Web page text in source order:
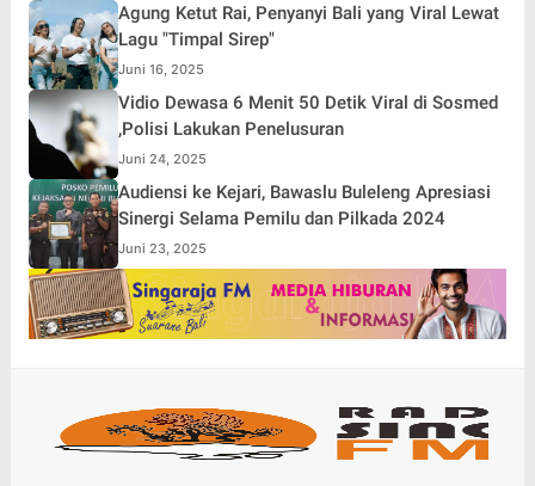
Agung Ketut Rai, Penyanyi Bali yang Viral Lewat
Lagu "Timpal Sirep"
Juni 16, 2025
Vidio Dewasa 6 Menit 50 Detik Viral di Sosmed
,Polisi Lakukan Penelusuran
Juni 24, 2025
Audiensi ke Kejari, Bawaslu Buleleng Apresiasi
Sinergi Selama Pemilu dan Pilkada 2024
Juni 23, 2025